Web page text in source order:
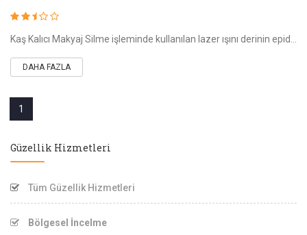
Kaş Kalıcı Makyaj Silme işleminde kullanılan lazer ışını derinin epidermis tabakasını geçerek, dermis ve derialtı dokudaki dövme rengini ver
DAHA FAZLA
1
Güzellik Hizmetleri
Tüm Güzellik Hizmetleri
Bölgesel İncelme